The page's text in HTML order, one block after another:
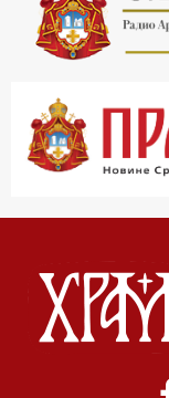
22.03 Црквена
23.00 Питања и
00.03 Црквена
01.03 Живе речи -
*најважније